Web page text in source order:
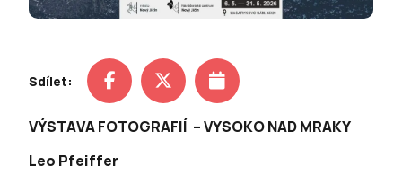
Sdílet:
VÝSTAVA FOTOGRAFIÍ –VYSOKO NAD MRAKY
Leo Pfeiffer